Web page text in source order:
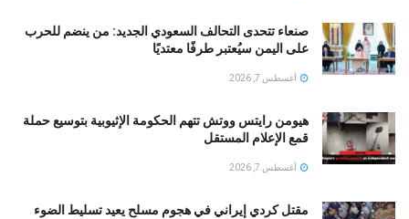
صنعاء تتحدى التحالف السعودي الجديد: من ينضم للحرب
على اليمن سيُعتبر طرفًا معتديًا
أغسطس 7, 2026
هيومن رايتس ووتش تتهم الحكومة الإثيوبية بتوسيع حملة
قمع الإعلام المستقل
أغسطس 7, 2026
مقتل كردي إيراني في هجوم مسلح يعيد تسليط الضوء